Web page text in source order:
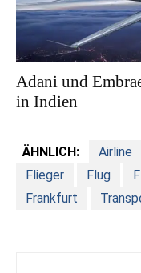
Adani und
in Indien
ÄHNLICH: Airline
Flieger
Flug
Frankfurt